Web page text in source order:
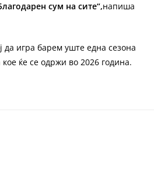
сум на сите“,напиша
да игра барем уште една сезона
ќе се одржи во 2026 година.